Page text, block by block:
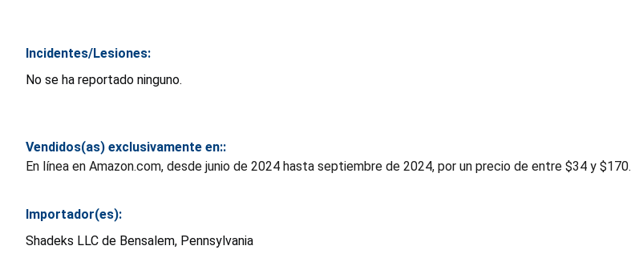
Incidentes/Lesiones:
No se ha reportado ninguno.
Vendidos(as) exclusivamente en::
En línea en Amazon.com, desde junio de 2024 hasta septiembre de 2024, por un precio de entre $34 y $170.
Importador(es):
Shadeks LLC de Bensalem, Pennsylvania